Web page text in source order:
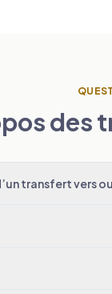
des
transfert vers